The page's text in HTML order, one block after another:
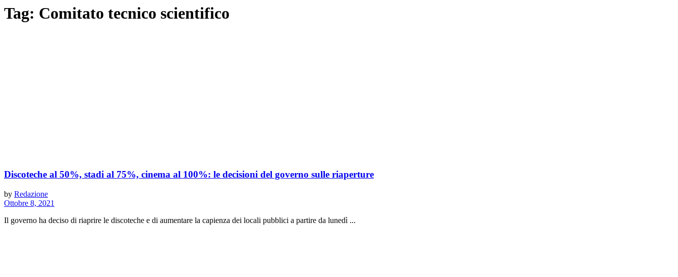
Tag: Comitato tecnico scientifico
Discoteche al 50%, stadi al 75%, cinema al 100%: le decisioni del governo sulle riaperture
by Redazione
Ottobre 8, 2021
Il governo ha deciso di riaprire le discoteche e di aumentare la capienza dei locali pubblici a partire da lunedì ...